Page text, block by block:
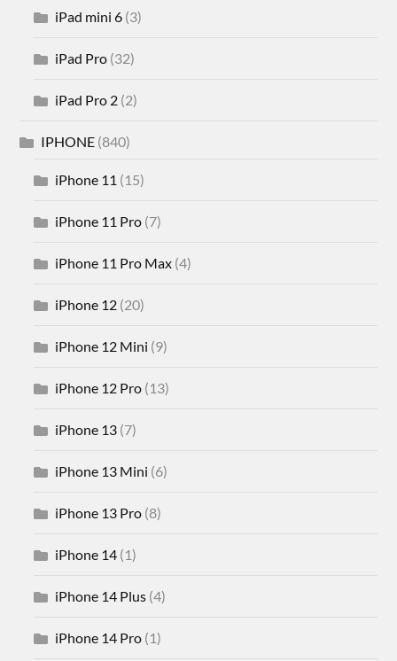
iPad mini 6 (3)
iPad Pro (32)
iPad Pro 2 (2)
IPHONE (840)
iPhone 11 (15)
iPhone 11 Pro (7)
iPhone 11 Pro Max (4)
iPhone 12 (20)
iPhone 12 Mini (9)
iPhone 12 Pro (13)
iPhone 13 (7)
iPhone 13 Mini (6)
iPhone 13 Pro (8)
iPhone 14 (1)
iPhone 14 Plus (4)
iPhone 14 Pro (1)